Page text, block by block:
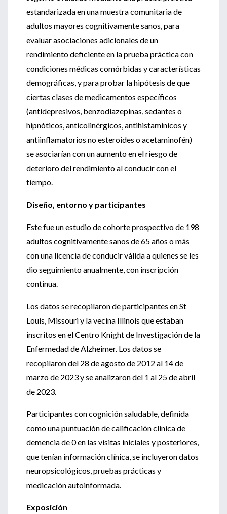
estandarizada en una muestra comunitaria de
adultos mayores cognitivamente sanos, para
evaluar asociaciones adicionales de un
rendimiento deficiente en la prueba práctica con
condiciones médicas comórbidas y características
demográficas, y para probar la hipótesis de que
ciertas clases de medicamentos específicos
(antidepresivos, benzodiazepinas, sedantes o
hipnóticos, anticolinérgicos, antihistamínicos y
antiinflamatorios no esteroides o acetaminofén)
se asociarían con un aumento en el riesgo de
deterioro del rendimiento al conducir con el
tiempo.
Diseño, entorno y participantes
Este fue un estudio de cohorte prospectivo de 198
adultos cognitivamente sanos de 65 años o más
con una licencia de conducir válida a quienes se les
dio seguimiento anualmente, con inscripción
continua.
Los datos se recopilaron de participantes en St
Louis, Missouri y la vecina Illinois que estaban
inscritos en el Centro Knight de Investigación de la
Enfermedad de Alzheimer. Los datos se
recopilaron del 28 de agosto de 2012 al 14 de
marzo de 2023 y se analizaron del 1 al 25 de abril
de 2023.
Participantes con cognición saludable, definida
como una puntuación de calificación clínica de
demencia de 0 en las visitas iniciales y posteriores,
que tenían información clínica, se incluyeron datos
neuropsicológicos, pruebas prácticas y
medicación autoinformada.
Exposición